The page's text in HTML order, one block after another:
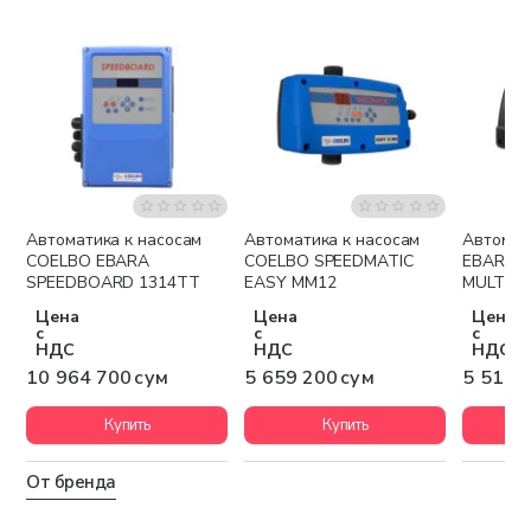
Бесплатная доставка
Автоматика к насосам
COELBO EBARA
SPEEDBOARD 1314TT
Цена
с
НДС
10 964 700 сум
Купить
Бесплатная доставка
Автоматика к насосам
COELBO SPEEDMATIC
EASY MM12
Цена
с
НДС
5 659 200 сум
Купить
EBARA
Цена
с
НДС
5 517
От бренда